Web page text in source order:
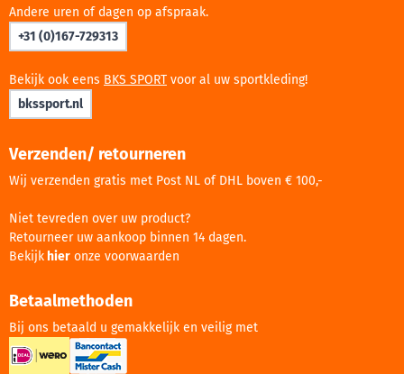
Andere uren of dagen op afspraak.
+31 (0)167-729313
Bekijk ook eens BKS SPORT voor al uw sportkleding!
bkssport.nl
Verzenden/ retourneren
Wij verzenden gratis met Post NL of DHL boven € 100,-
Niet tevreden over uw product?
Retourneer uw aankoop binnen 14 dagen.
Bekijk hier onze voorwaarden
Betaalmethoden
Bij ons betaald u gemakkelijk en veilig met